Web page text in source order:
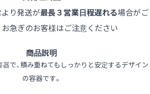
り発送が最長３営業日程遅れる場合がご
お急ぎのお客様はご注意ください
商品説明
で、積み重ねてもしっかりと安定するデザイン
の容器です。